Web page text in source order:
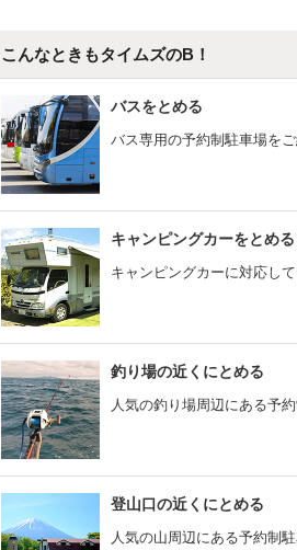
こんなときもタイムズのB！
バスをとめる
バス専用の予約制駐車場を
キャンピングカーをとめる
キャンピングカーに対応し
釣り場の近くにとめる
人気の釣り場周辺にある予
登山口の近くにとめる
人気の山周辺にある予約制